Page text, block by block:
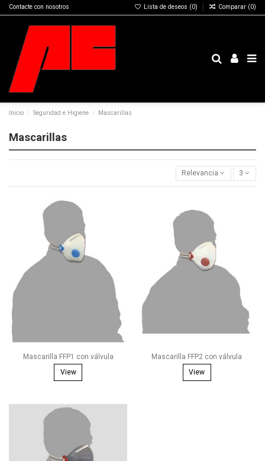
Contacte con nosotros Lista de deseos (0) Comparar (0)
Inicio Seguridad e Higiene Mascarillas
Mascarillas
Relevancia 3
Mascarilla FFP1 con válvula
View
Mascarilla FFP2 con válvula
View